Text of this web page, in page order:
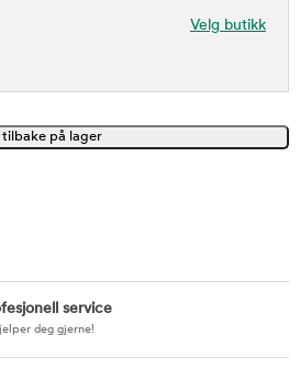
Velg butikk
service
deg gjerne!